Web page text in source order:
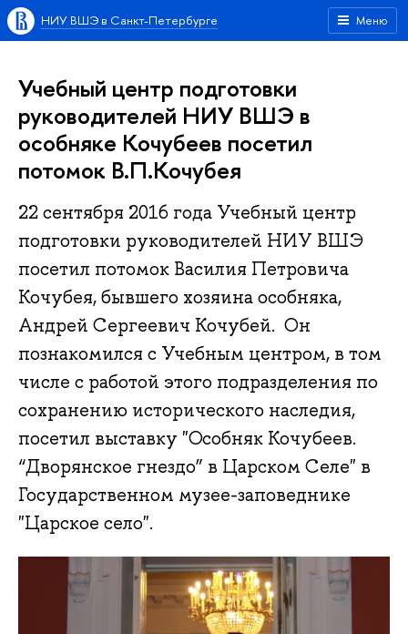
Меню
НИУ ВШЭ в Санкт-Петербурге
Учебный центр подготовки
руководителей НИУ ВШЭ в
особняке Кочубеев посетил
потомок В.П.Кочубея
22 сентября 2016 года Учебный центр
подготовки руководителей НИУ ВШЭ
посетил потомок Василия Петровича
Кочубея, бывшего хозяина особняка,
Андрей Сергеевич Кочубей. Он
познакомился с Учебным центром, в том
числе с работой этого подразделения по
сохранению исторического наследия,
посетил выставку "Особняк Кочубеев.
“Дворянское гнездо” в Царском Селе" в
Государственном музее-заповеднике
"Царское село".